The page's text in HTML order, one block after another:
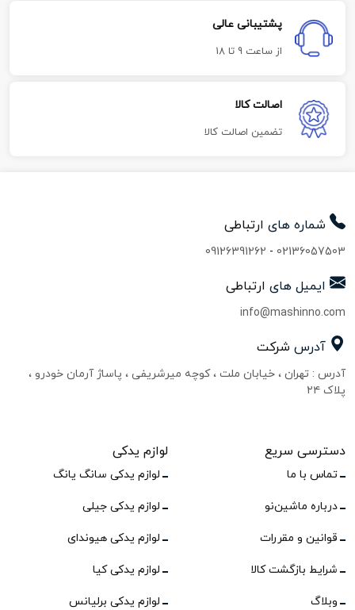
پشتیبانی عالی
از ساعت 9 تا 18
اصالت کالا
تضمین اصالت کالا
شماره های ارتباطی
02136057503
-
09126391262
ایمیل های ارتباطی
info@mashinno.com
آدرس شرکت
آدرس : تهران ، خیابان ملت ، کوچه میرشریفی ، پاساژ آرمان خودرو ،
پلاک ۲۴
دسترسی سریع
تماس با ما
درباره ماشین‌نو
قوانین و مقررات
شرایط بازگشت کالا
وبلاگ
لوازم یدکی
لوازم یدکی سانگ یانگ
لوازم یدکی جیلی
لوازم یدکی هیوندای
لوازم یدکی کیا
لوازم یدکی برلیانس